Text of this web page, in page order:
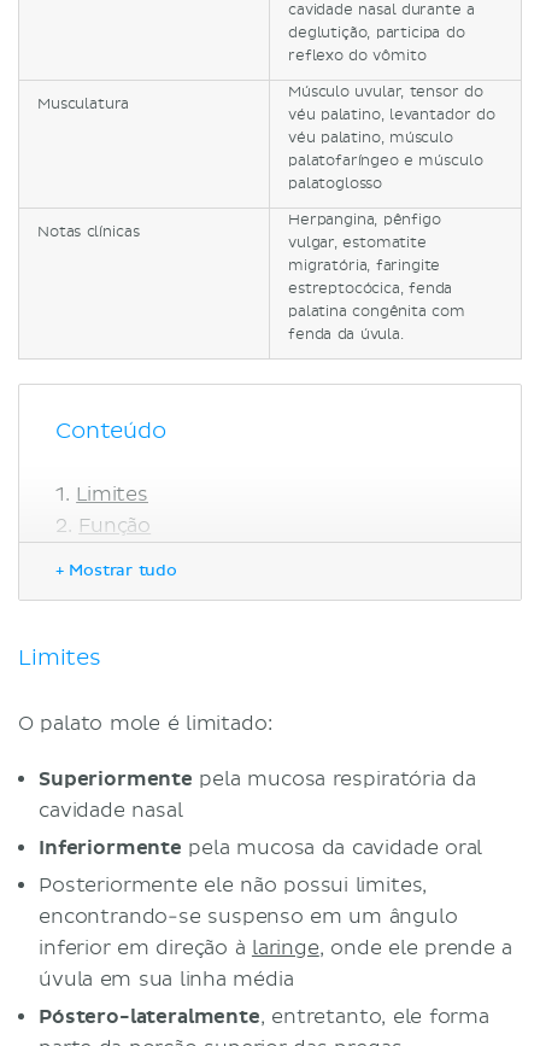
cavidade nasal durante a
deglutição, participa do
reflexo do vômito
Musculatura
Músculo uvular, tensor do
véu palatino, levantador do
véu palatino, músculo
palatofaríngeo e músculo
palatoglosso
Notas clínicas
Herpangina, pênfigo
vulgar, estomatite
migratória, faringite
estreptocócica, fenda
palatina congênita com
fenda da úvula.
Conteúdo
Limites
Função
Palatino
Músculo Palatoglosso
Notas Clínicas
Referências
+ Mostrar tudo
Limites
O palato mole é limitado:
Superiormente pela mucosa respiratória da
cavidade nasal
Inferiormente pela mucosa da cavidade oral
Posteriormente ele não possui limites,
encontrando-se suspenso em um ângulo
inferior em direção à laringe, onde ele prende a
úvula em sua linha média
Póstero-lateralmente, entretanto, ele forma